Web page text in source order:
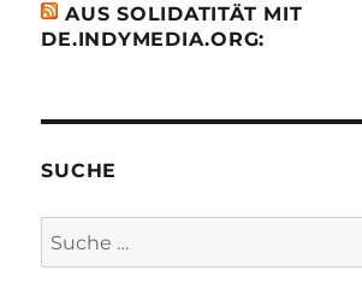
AUS SOLIDATITÄT MIT
DE.INDYMEDIA.ORG:
SUCHE
Suche
nach: